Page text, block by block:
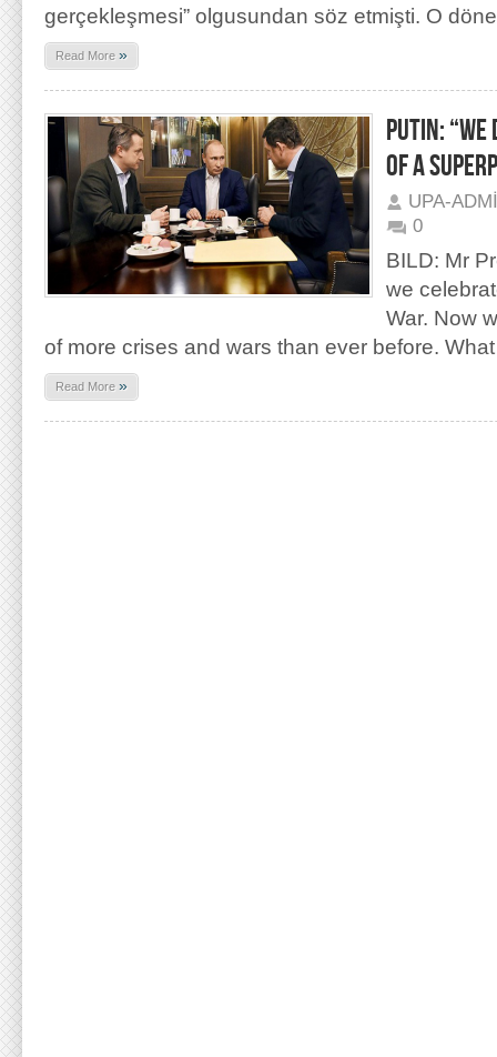
gerçekleşmesi” olgusundan söz etmişti. O
Read More »
PUTIN: “WE
OF A
UPA-
0
BILD: Mr
we
War. Now
of more crises and wars than ever before.
Read More »